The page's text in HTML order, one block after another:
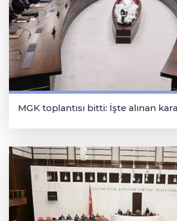
MGK toplantısı bitti: İşte alınan